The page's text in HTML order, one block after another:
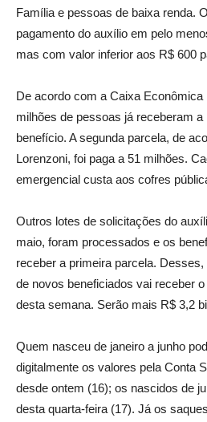
Família e pessoas de baixa renda.
pagamento do auxílio em pelo
mas com valor inferior aos R$ 600
De acordo com a Caixa Econômica
milhões de pessoas já receberam
benefício. A segunda parcela, de
Lorenzoni, foi paga a 51 milhões.
emergencial custa aos cofres
Outros lotes de solicitações do
maio, foram processados e os
receber a primeira parcela.
de novos beneficiados vai receber
desta semana. Serão mais R$ 3,2
Quem nasceu de janeiro a junho
digitalmente os valores pela Conta
desde ontem (16); os nascidos de
desta quarta-feira (17). Já os